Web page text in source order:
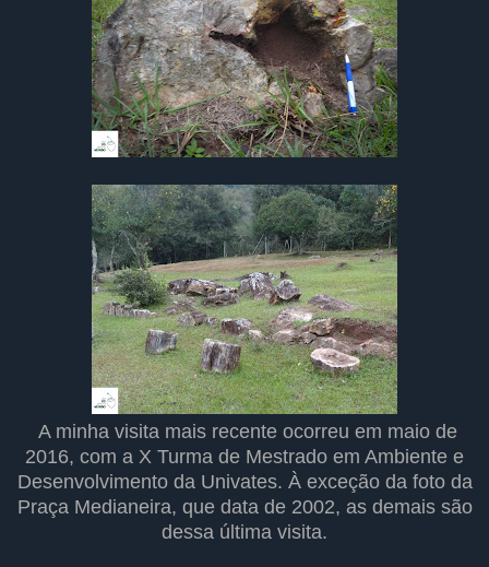
A minha visita mais recente ocorreu em maio de
2016, com a X Turma de Mestrado em Ambiente e
Desenvolvimento da Univates. À exceção da foto da
Praça Medianeira, que data de 2002, as demais são
dessa última visita.